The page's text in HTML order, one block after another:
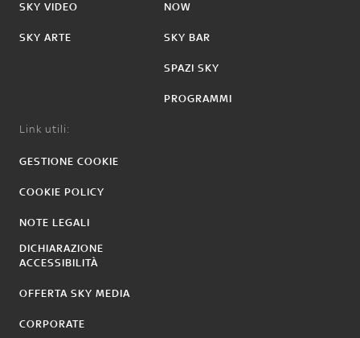
SKY VIDEO
SKY ARTE
NOW
SKY BAR
SPAZI SKY
PROGRAMMI
Link utili:
GESTIONE COOKIE
COOKIE POLICY
NOTE LEGALI
DICHIARAZIONE
ACCESSIBILITÀ
OFFERTA SKY MEDIA
CORPORATE